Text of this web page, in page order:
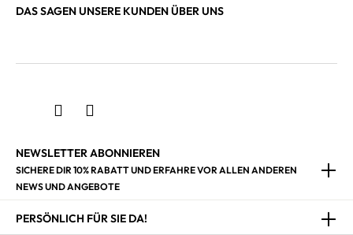
DAS SAGEN UNSERE KUNDEN ÜBER UNS
NEWSLETTER ABONNIEREN
SICHERE DIR 10% RABATT UND ERFAHRE VOR ALLEN ANDEREN
NEWS UND ANGEBOTE
PERSÖNLICH FÜR SIE DA!